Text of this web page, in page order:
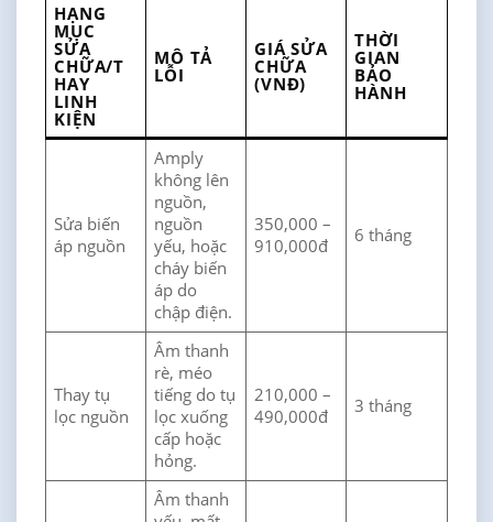
HẠNG
MỤC
SỬA
CHỮA/T
HAY
LINH
KIỆN
MÔ TẢ
LỖI
GIÁ SỬA
CHỮA
(VNĐ)
THỜI
GIAN
BẢO
HÀNH
Sửa biến
áp nguồn
Amply
không lên
nguồn,
nguồn
yếu, hoặc
cháy biến
áp do
chập điện.
350,000 –
910,000đ
6 tháng
Thay tụ
lọc nguồn
Âm thanh
rè, méo
tiếng do tụ
lọc xuống
cấp hoặc
hỏng.
210,000 –
490,000đ
3 tháng
Âm thanh